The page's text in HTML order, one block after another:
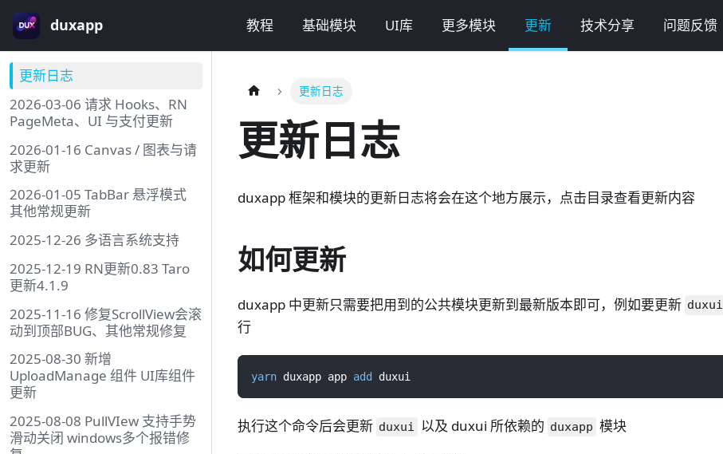
duxapp 教程 基础模块 UI库 更多模块 更新 技术分享 问题反馈
更新日志
2026-03-06 请求 Hooks、RN
PageMeta、UI 与支付更新
2026-01-16 Canvas / 图表与请
求更新
2026-01-05 TabBar 悬浮模式
其他常规更新
2025-12-26 多语言系统支持
2025-12-19 RN更新0.83 Taro
更新4.1.9
2025-11-16 修复ScrollView会滚
动到顶部BUG、其他常规修复
2025-08-30 新增
UploadManage 组件 UI库组件
更新
2025-08-08 PullVIew 支持手势
滑动关闭 windows多个报错修
更新日志
更新日志
duxapp 框架和模块的更新日志将会在这个地方展示，点击目录查看更新内容
如何更新
duxapp 中更新只需要把用到的公共模块更新到最新版本即可，例如要更新 duxui
行
yarn duxapp app add duxui
执行这个命令后会更新 duxui 以及 duxui 所依赖的 duxapp 模块